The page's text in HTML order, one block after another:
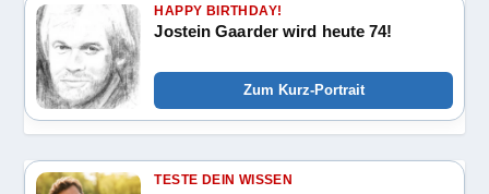
HAPPY BIRTHDAY!
Jostein Gaarder wird heute 74!
Zum Kurz-Portrait
TESTE DEIN WISSEN